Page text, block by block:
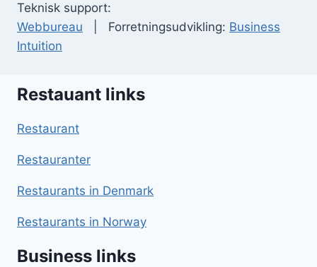
Teknisk support:
Webbureau | Forretningsudvikling: Business
Intuition
Restauant links
Restaurant
Restauranter
Restaurants in Denmark
Restaurants in Norway
Business links